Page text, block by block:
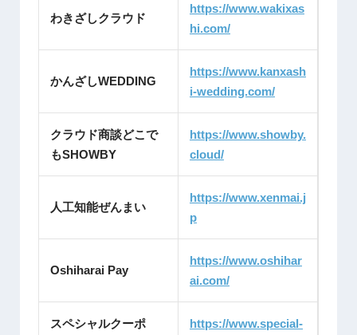
わきざしクラウド
https://www.wakixas
hi.com/
かんざしWEDDING
https://www.kanxash
i-wedding.com/
クラウド商談どこで
もSHOWBY
https://www.showby.
cloud/
人工知能ぜんまい
https://www.xenmai.j
p
Oshiharai Pay
https://www.oshihar
ai.com/
スペシャルクーポ
https://www.special-